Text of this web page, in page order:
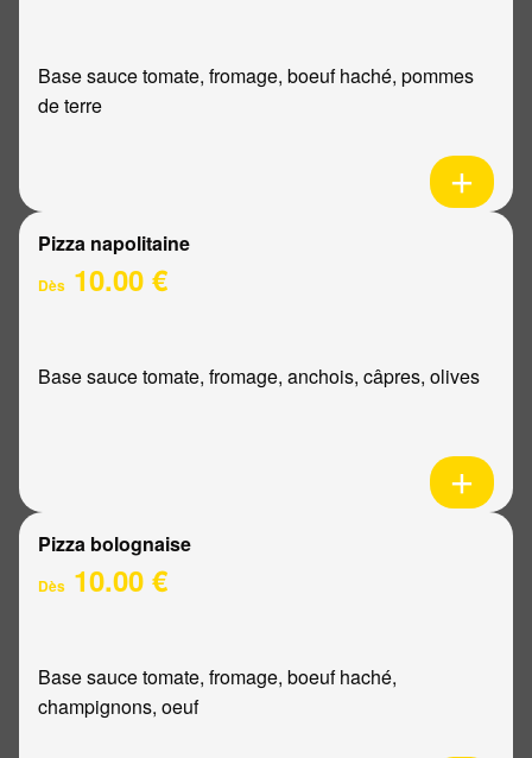
Base sauce tomate, fromage, boeuf haché, pommes
de terre
Pizza napolitaine
Dès 10.00 €
Base sauce tomate, fromage, anchois, câpres, olives
Pizza bolognaise
Dès 10.00 €
Base sauce tomate, fromage, boeuf haché,
champignons, oeuf